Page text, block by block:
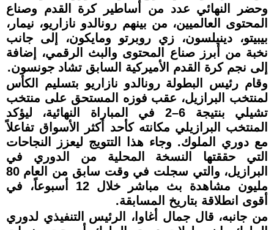
وحضر النهائي عدد من أساطير كرة القدم وصناع
المحتوى العالميين، من بينهم رونالدو نازاريو، نيمار،
بيبيتو، دينيلسون، زي روبرتو ومايكون، إلى جانب
نخبة من أبرز صناع المحتوى والبث الرقمي، إضافة
إلى نجم كرة القدم الأميركية السابق تشاد جونسون.
وقام رئيس البطولة رونالدو نازاريو بتسليم الكأس
لمنتخب البرازيل، عقب فوزه المستحق على منتخب
تشيلي بنتيجة 6–2 في المباراة النهائية، ليؤكد
المنتخب البرازيلي مكانته كأحد أكثر الأسواق تفاعلاً
مع دوري الملوك. وجاء هذا التتويج ليعزز النجاحات
التي حققتها النسخة المحلية من الدوري في
البرازيل، والتي سجلت في وقت سابق من العام 80
مليون مشاهدة بث مباشر خلال 12 أسبوعاً، في
أقوى انطلاقة بتاريخ المسابقة.
من جانبه، قال جمال أغاوا، الرئيس التنفيذي لدوري